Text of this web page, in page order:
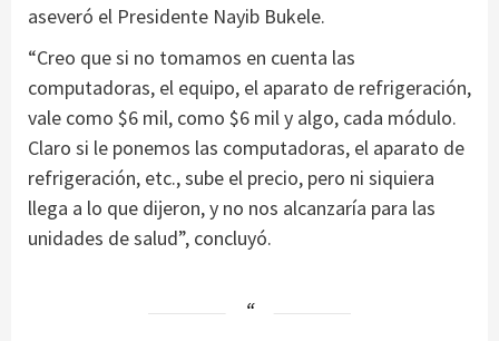
aseveró el Presidente Nayib Bukele.
“Creo que si no tomamos en cuenta las
computadoras, el equipo, el aparato de refrigeración,
vale como $6 mil, como $6 mil y algo, cada módulo.
Claro si le ponemos las computadoras, el aparato de
refrigeración, etc., sube el precio, pero ni siquiera
llega a lo que dijeron, y no nos alcanzaría para las
unidades de salud”, concluyó.